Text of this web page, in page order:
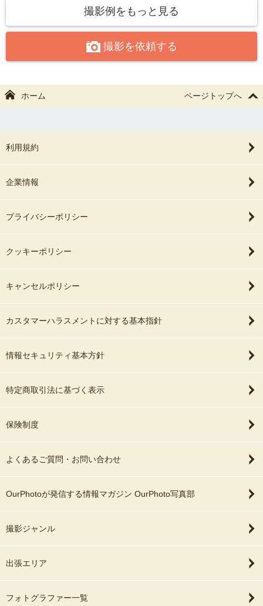
将来その1枚1枚を見た時に思い出が蘇る、そんな自然な表情を撮り
楽しい撮影体験と素敵な思い出を一緒に作るお手伝いをいたします
大学卒業後、地元茨城にUターン。
会社員として働く傍ら、動画撮影と編集・写真撮影の撮影を独学で
習得。
ーとして活動中。
現在はKeiphotoとしてスタジオと出張撮影幅広く活動中。
撮影例をもっと見る
撮影を依頼する
ホーム ページトップへ
利用規約
企業情報
プライバシーポリシー
クッキーポリシー
キャンセルポリシー
カスタマーハラスメントに対する基本指針
情報セキュリティ基本方針
特定商取引法に基づく表示
保険制度
よくあるご質問・お問い合わせ
OurPhotoが発信する情報マガジン OurPhoto写真部
撮影ジャンル
出張エリア
フォトグラファー一覧